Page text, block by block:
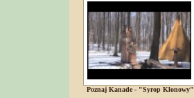
Poznaj Kanade - "Syrop Klonowy"